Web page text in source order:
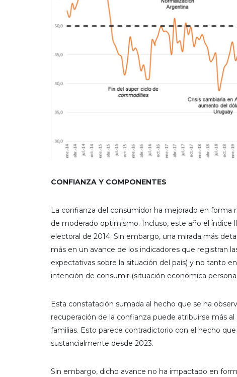
CONFIANZA Y COMPONENTES
La confianza del consumidor ha mejorado en forma
de moderado optimismo. Incluso, este año el índice
electoral de 2014. Sin embargo, una mirada más
más en un avance de los indicadores que registran
expectativas sobre la situación del país) y no tanto
intención de consumir (situación económica
Esta constatación sumada al hecho que se ha
recuperación de la confianza puede atribuirse más
familias. Esto parece contradictorio con el hecho
sustancialmente desde 2023.
Sin embargo, dicho avance no ha impactado en